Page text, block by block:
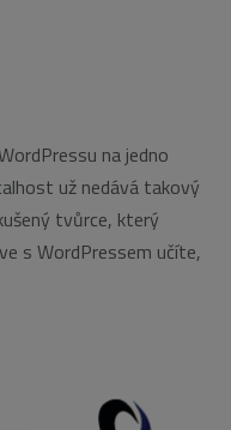
na jedno
už nedává takový
tvůrce, který
s WordPressem učíte,